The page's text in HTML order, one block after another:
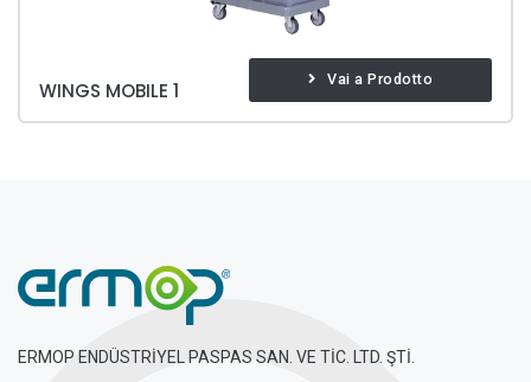
WINGS MOBILE 1 Vai a Prodotto
ERMOP ENDÜSTRİYEL PASPAS SAN. VE TİC. LTD. ŞTİ.